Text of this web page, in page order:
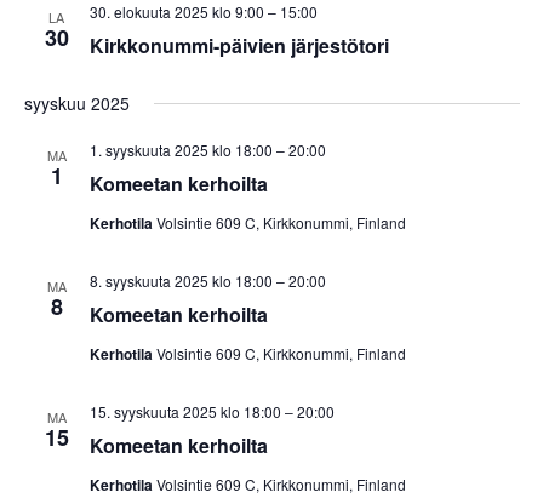
LA
30 Kirkkonummi-päivien järjestötori
30. elokuuta 2025 klo 9:00 – 15:00
syyskuu 2025
MA
1 Komeetan kerhoilta
1. syyskuuta 2025 klo 18:00 –20:00
KerhotilaVolsintie 609 C, Kirkkonummi, Finland
MA
8 Komeetan kerhoilta
8. syyskuuta 2025 klo 18:00 –20:00
KerhotilaVolsintie 609 C, Kirkkonummi, Finland
MA
15 Komeetan kerhoilta
15. syyskuuta 2025 klo 18:00 –20:00
KerhotilaVolsintie 609 C, Kirkkonummi, Finland